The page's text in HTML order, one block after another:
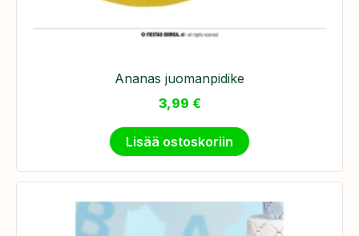
Ananas juomanpidike
3,99 €
Lisää ostoskoriin